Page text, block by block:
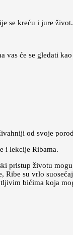
se kreću i jure život.
vas će se gledati
od svoje
i lekcije Ribama.
pristup životu
Ribe su vrlo
bićima koja